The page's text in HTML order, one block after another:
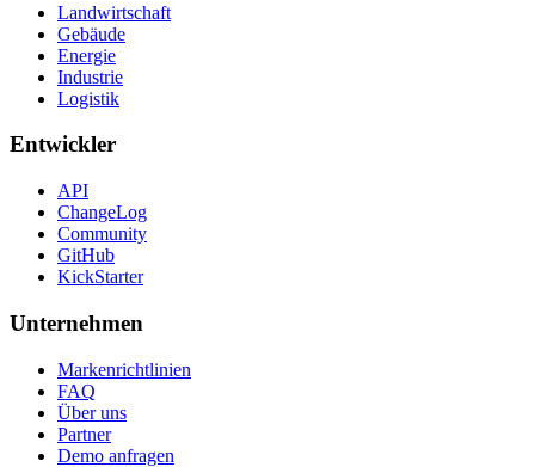
Landwirtschaft
Gebäude
Energie
Industrie
Logistik
Entwickler
API
ChangeLog
Community
GitHub
KickStarter
Unternehmen
Markenrichtlinien
FAQ
Über uns
Partner
Demo anfragen